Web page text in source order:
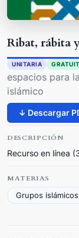
Ribat, rábita
UNITARIA
espacios para
islámico
↓ Descargar
DESCRIPCIÓN
Recurso en línea
MATERIAS
Grupos